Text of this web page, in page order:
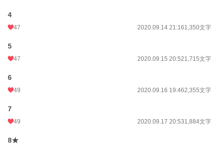
4
47 2020.09.14 21:161,350文字
5
47 2020.09.15 20:521,715文字
6
49 2020.09.16 19:462,355文字
7
49 2020.09.17 20:531,884文字
8★